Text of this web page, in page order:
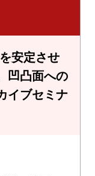
安定させ
凹凸面への
イブセミナ